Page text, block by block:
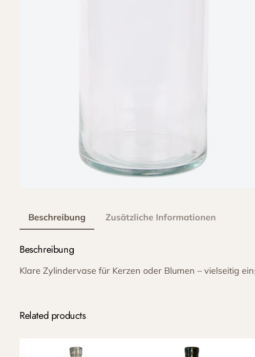
Beschreibung Zusätzliche Informationen
Beschreibung
Klare Zylindervase für Kerzen oder Blumen – vielseitig
Related products